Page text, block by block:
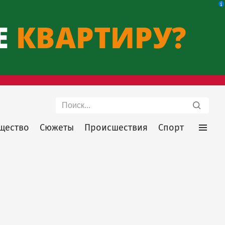
Поиск
Сюжеты Происшествия Спорт